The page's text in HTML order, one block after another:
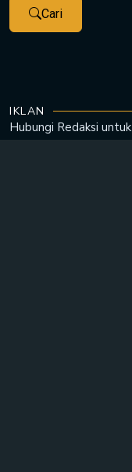
Cari
IKLAN
Hubungi Redaksi untuk